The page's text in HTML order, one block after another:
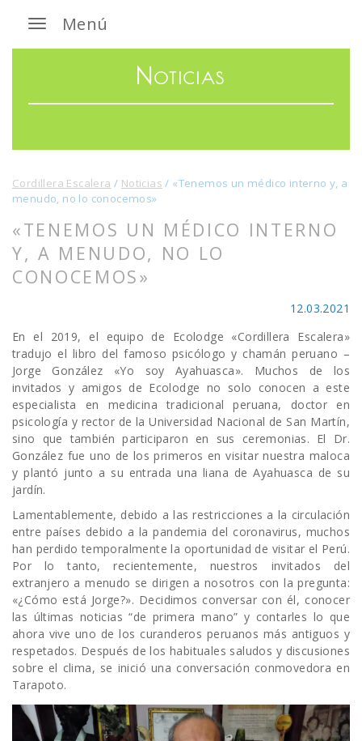
Menú
Noticias
Cordillera Escalera / Noticias / «Tenemos un médico interno y, a
menudo, no lo conocemos»
«TENEMOS UN MÉDICO INTERNO
Y, A MENUDO, NO LO
CONOCEMOS»
12.03.2021
En el 2019, el equipo de Ecolodge «Cordillera Escalera»
tradujo el libro del famoso psicólogo y chamán peruano –
Jorge González «Yo soy Ayahuasca». Muchos de los
invitados y amigos de Ecolodge no solo conocen a este
especialista en medicina tradicional peruana, doctor en
psicología y rector de la Universidad Nacional de San Martín,
sino que también participaron en sus ceremonias. El Dr.
González fue uno de los primeros en visitar nuestra maloca
y plantó junto a su entrada una liana de Ayahuasca de su
jardín.
Lamentablemente, debido a las restricciones a la circulación
entre países debido a la pandemia del coronavirus, muchos
han perdido temporalmente la oportunidad de visitar el Perú.
Por lo tanto, recientemente, nuestros invitados del
extranjero a menudo se dirigen a nosotros con la pregunta:
«¿Cómo está Jorge?». Decidimos conversar con él, conocer
las últimas noticias “de primera mano” y contarles lo que
ahora vive uno de los curanderos peruanos más antiguos y
respetados. Después de los habituales saludos y discusiones
sobre el clima, se inició una conversación conmovedora en
Tarapoto.